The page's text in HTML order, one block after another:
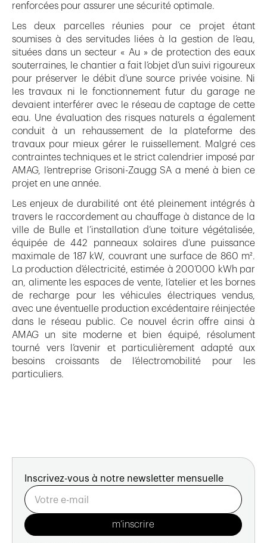
renforcées pour assurer une sécurité optimale.
Les deux parcelles réunies pour ce projet étant
soumises à des servitudes liées à la gestion de l’eau,
situées dans un secteur « Au » de protection des eaux
souterraines, le chantier a fait l’objet d’un suivi rigoureux
pour préserver le débit d’une source privée voisine. Ni
les travaux ni le fonctionnement futur du garage ne
devaient interférer avec le réseau de captage de cette
eau. Une évaluation des risques naturels a également
conduit à un rehaussement de la plateforme des
travaux pour mieux gérer le ruissellement. Malgré ces
contraintes techniques et le strict calendrier imposé par
AMAG, l’entreprise Grisoni-Zaugg SA a mené à bien ce
projet en une année.
Les enjeux de durabilité ont été pleinement intégrés à
travers le raccordement au chauffage à distance de la
ville de Bulle et l’installation d’une toiture végétalisée,
équipée de 442 panneaux solaires d’une puissance
maximale de 187 kW, couvrant une surface de 860 m².
La production d’électricité, estimée à 200’000 kWh par
an, alimente les espaces de vente, l’atelier et les bornes
de recharge pour les véhicules électriques vendus,
avec une éventuelle production excédentaire réinjectée
dans le réseau public. Ce nouvel écrin offre ainsi à
AMAG un site moderne et bien équipé, résolument
tourné vers l’avenir et particulièrement adapté aux
besoins croissants de l’électromobilité pour les
particuliers.
Inscrivez-vous à notre newsletter mensuelle